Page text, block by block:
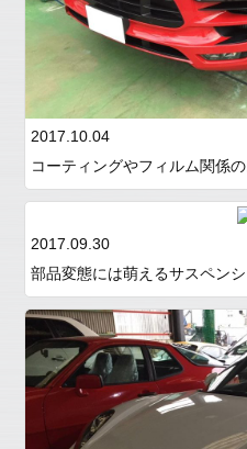
2017.10.04
コーティングやフィルム関係
2017.09.30
部品変態には萌えるサスペン